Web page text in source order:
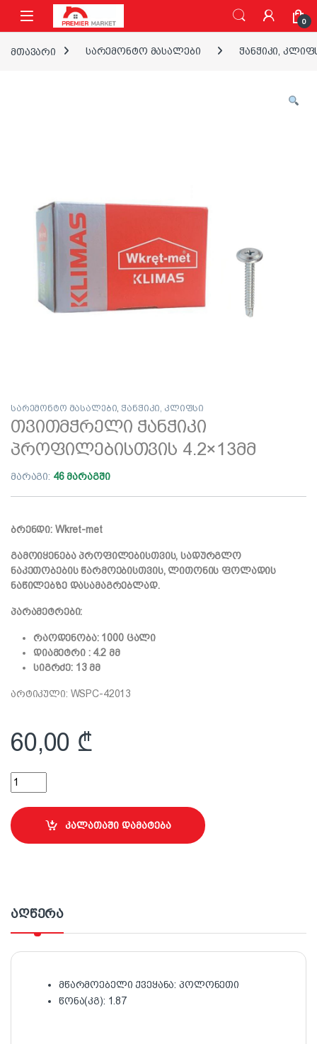
ნავიგაციაზე გადასვლა
შინაარსზე გადასვლა
0
მთავარი სარემონტო მასალები ჭანჭიკი,
სარემონტო მასალები, ჭანჭიკი, კლიფსი
თვითმჭრელი ჭანჭიკი
პროფილებისთვის 4.2×13მმ
მარაგი: 46 მარაგში
ბრენდი: Wkret-met
გამოიყენება პროფილებისთვის, სადურგლო
ნაკეთობების წარმოებისთვის, ლითონის ფოლადის
ნაწილებზე დასამაგრებლად.
პარამეტრები:
რაოდენობა: 1000 ცალი
დიამეტრი : 4.2 მმ
სიგრძე: 13 მმ
არტიკული: WSPC-42013
60,00 ₾
თვითმჭრელი ჭანჭიკი პროფილებისთვის 4.2x13მმ quantity
კალათაში დამატება
აღწერა
მწარმოებელი ქვეყანა: პოლონეთი
წონა(კგ): 1.87